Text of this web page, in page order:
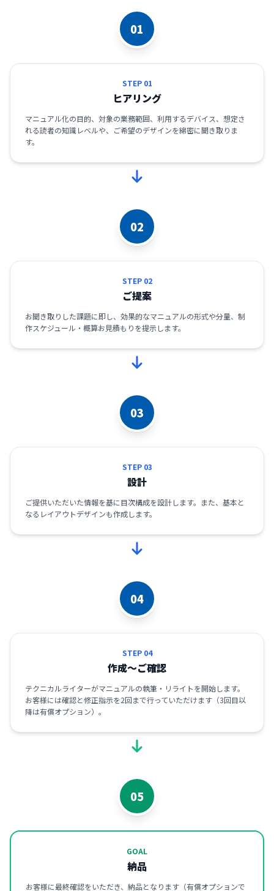
01
STEP 01
ヒアリング
マニュアル化の目的、対象の業務範囲、利用するデバイス、想定さ
れる読者の知識レベルや、ご希望のデザインを綿密に聞き取りま
す。
02
STEP 02
ご提案
お聞き取りした課題に即し、効果的なマニュアルの形式や分量、制
作スケジュール・概算お見積もりを提示します。
03
STEP 03
設計
ご提供いただいた情報を基に目次構成を設計します。また、基本と
なるレイアウトデザインも作成します。
04
STEP 04
作成～ご確認
テクニカルライターがマニュアルの執筆・リライトを開始します。
お客様には確認と修正指示を2回まで行っていただけます（3回目以
降は有償オプション）。
05
GOAL
納品
お客様に最終確認をいただき、納品となります（有償オプションで